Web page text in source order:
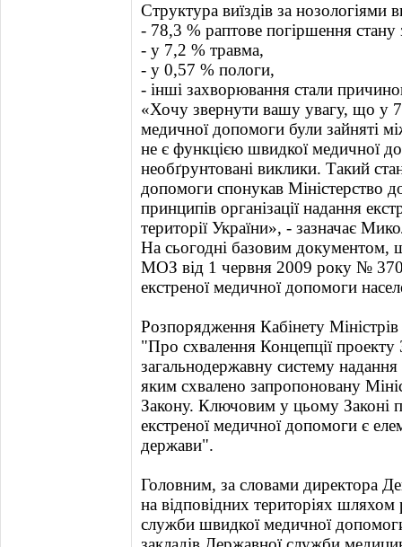
Структура виїздів за нозологіями
- 78,3 % раптове погіршення стану
- у 7,2 % травма,
- у 0,57 % пологи,
- інші захворювання стали
«Хочу звернути вашу увагу, що у
медичної допомоги були зайняті
не є функцією швидкої медичної
необґрунтовані виклики. Такий
допомоги спонукав Міністерство
принципів організації надання
території України», - зазначає
На сьогодні базовим документом,
МОЗ від 1 червня 2009 року №
екстреної медичної допомоги
Розпорядження Кабінету
"Про схвалення Концепції
загальнодержавну систему
яким схвалено запропоновану
Закону. Ключовим у цьому Законі
екстреної медичної допомоги є
держави".
Головним, за словами директора
на відповідних територіях шляхом
служби швидкої медичної допомоги